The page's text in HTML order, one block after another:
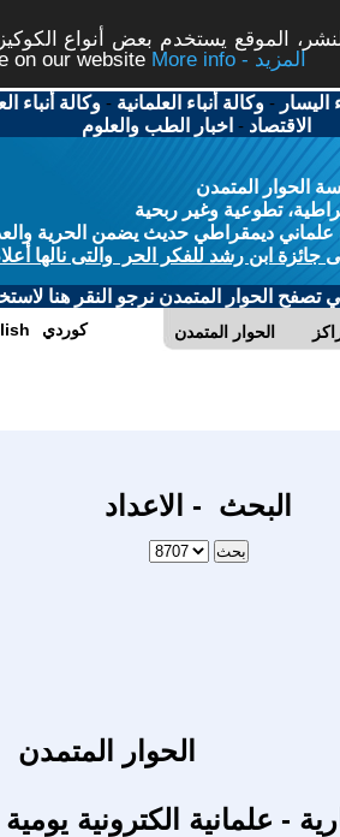
الموقع يستخدم بعض أنواع
on our website
More info - المزيد
اليسار -وكالة أنباء العلمانية -وكالة أنباء
الاقتصاد - اخبار الطب والعلوم
الحوار المتمدن
تطوعية وغير ربحية
ديمقراطي حديث يضمن الحرية
جائزة ابن رشد للفكر الحر والتى نالها
تصفح الحوار المتمدن نرجو النقر هنا
الحوار المتمدن كوردي
البحث - الاعداد
الحوار المتمدن
- علمانية الكترونية